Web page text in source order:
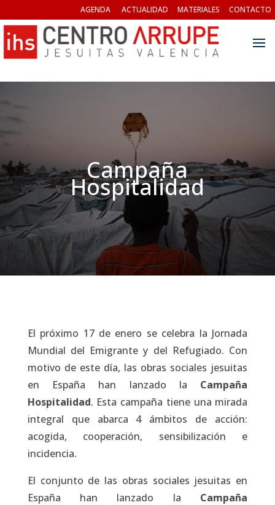
AGENDA ACTUALIDAD MATERIALES CONTACTO
Campaña
Hospitalidad
El próximo 17 de enero se celebra la Jornada
Mundial del Emigrante y del Refugiado. Con
motivo de este día, las obras sociales jesuitas
en España han lanzado la Campaña
Hospitalidad. Esta campaña tiene una mirada
integral que abarca 4 ámbitos de acción:
acogida, cooperación, sensibilización e
incidencia.
El conjunto de las obras sociales jesuitas en
España han lanzado la Campaña